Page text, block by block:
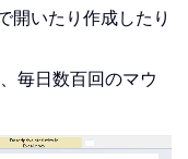
開いたり作成したり
毎日数百回のマウ